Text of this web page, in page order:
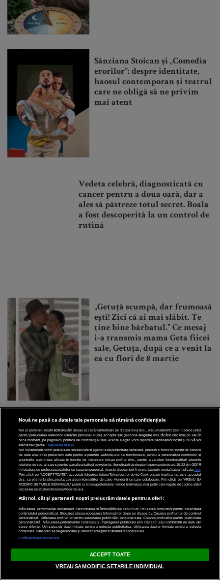
Sânziana Stoican și „Comedia
erorilor”: despre identitate,
haosul contemporan și teatrul
care ne obligă să ne privim
mai atent
Vedeta celebră, diagnosticată cu
cancer pentru a doua oară, dar a
ales să păstreze totul secret. Boala
a fost descoperită la un control de
rutină
„Getuță scumpă, dar frumoasă
ești! Zici că ai mai slăbit. Te
ține bine bărbatul.” Ce mesaj
i-a transmis mama Geta fiicei
sale, Getuța, după ce a venit la
ea cu flori de 8 martie
Articole recomandate
ENTERTAINMENT
Trăiește vara la NIBIRU: a
treia săptămână de distracție
pe litoralul românesc
29 Iulie 2026
Nouă ne pasă ca datele tale personale să rămână confidențiale
Noi și partenerii noștri 610stocăm și/sau accesăm informații pe dispozitivul dvs., precum identificatorii cookie unici
pentru prelucrarea datelor cu caracter personal. Puteți accepta sau gestiona alegerile dvs. făcând clic mai jos sau în
orice moment, pe pagina cu politica de confidențialitate. Aceste alegeri vor fi raportate partenerilor noștri și nu vă vor
afecta navigarea.
Mai multe detalii
Noi si partenerii nostri (retelele de socializare si agentiile de publicitate partenere, precum si furnizorii nostri de servicii
de date analitice) prelucram date pentru a permite website-ului sa functioneze, pentru a personaliza continutul si
anunturile publicitare afisate in functie de interesele si/sau profilul dvs., pentru a va oferi functionalitati aferente
retelelor de socializare si pentru a analiza traficul pe website. Beneficiati de drepturile prevazute de art. 15-22 din GDPR
in legatura cu prelucrarea datelor cu caracter personal. Aceste drepturi pot fi exercitate prin modalitatea indicata aici
Prin click pe “ACCEPT TOATE”, acceptati folosirea tuturor Tehnologiilor de tip Cookie, care implica inclusiv acceptul
dvs. cu privire la stocarea/accesarea informatiilor de catre Vendor-ii cu care colaboram. Prin click pe “VREAU SA
MODIFIC SETARILE INDIVIDUAL” puteti schimba preferintele in mod individual, mai putin cele legate de cookie strict
necesare pentru functionarea website-ului.
Atât noi, cât și partenerii noștri prelucrăm datele pentru a oferi:
Măsurarea performanței reclamelor. Dezvoltarea și îmbunătățirea serviciilor. Utilizarea profilurilor pentru selectarea
conținutului personalizat. Stocarea și/sau accesarea informațiilor de pe un dispozitiv. Crearea profilurilor de conținut
personalizat. Utilizarea profilurilor pentru selectarea publicității personalizate. Crearea profilurilor pentru publicitate
personalizată. Măsurarea performanței conținutului. Înțelegerea publicului prin statistici sau combinații de date din
surse diferite. Utilizarea de date limitate pentru a selecta publicitatea. Utilizarea datelor limitate pentru a selecta
conținutul. Date precise de geolocație și identificarea prin scanarea dispozitivului.
Listă parteneri (furnizori)
ACCEPT TOATE
VREAU SA MODIFIC SETARILE INDIVIDUAL